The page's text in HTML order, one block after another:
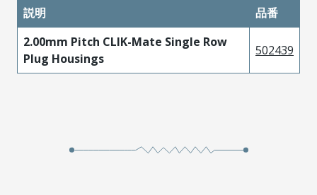
説明
品番
2.00mm Pitch CLIK-Mate Single Row
Plug Housings
502439